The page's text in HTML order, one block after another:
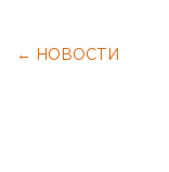
← НОВОСТИ